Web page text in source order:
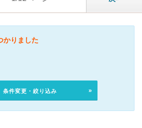
かりました
条件変更・絞り込み